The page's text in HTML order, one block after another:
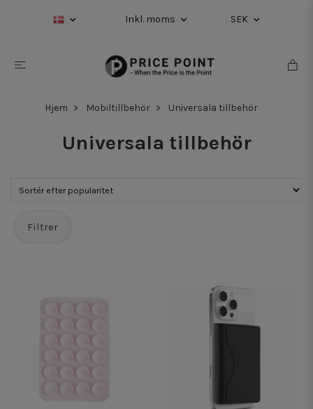
Inkl. moms SEK
Hjem Mobiltillbehör Universala tillbehör
Universala tillbehör
Filtrer